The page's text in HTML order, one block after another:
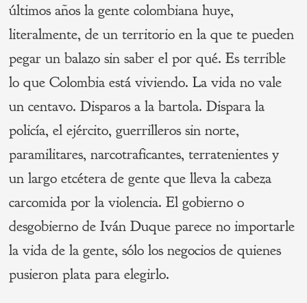
últimos años la gente colombiana huye,
literalmente, de un territorio en la que te pueden
pegar un balazo sin saber el por qué. Es terrible
lo que Colombia está viviendo. La vida no vale
un centavo. Disparos a la bartola. Dispara la
policía, el ejército, guerrilleros sin norte,
paramilitares, narcotraficantes, terratenientes y
un largo etcétera de gente que lleva la cabeza
carcomida por la violencia. El gobierno o
desgobierno de Iván Duque parece no importarle
la vida de la gente, sólo los negocios de quienes
pusieron plata para elegirlo.